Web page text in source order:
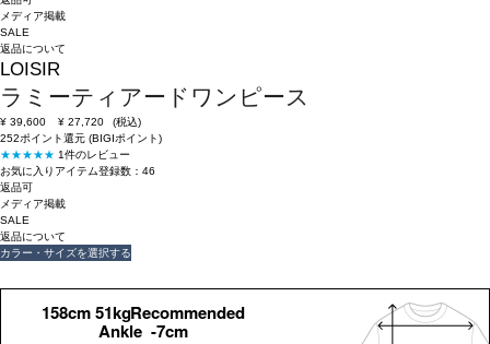
メディア掲載
SALE
返品について
LOISIR
ラミーティアードワンピース
¥ 39,600 ¥ 27,720
(税込)
252ポイント還元 (BIGIポイント)
★★★★★ 1件のレビュー
お気に入りアイテム登録数： 46
返品可
メディア掲載
SALE
返品について
カラー・サイズを選択する
158cm 51kgRecommended
Ankle -7cm